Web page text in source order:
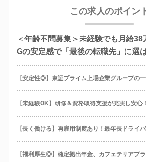
この求人のポイン
＜年齢不問募集＞未経験でも月給38
Gの安定感で「最後の転職先」に選
【安定性◎】東証プライム上場企業グループの一
【未経験OK】研修＆資格取得支援が充実し安心！
【長く働ける】再雇用制度あり！最年長ドライ
【福利厚生◎】確定拠出年金、カフェテリアプラ